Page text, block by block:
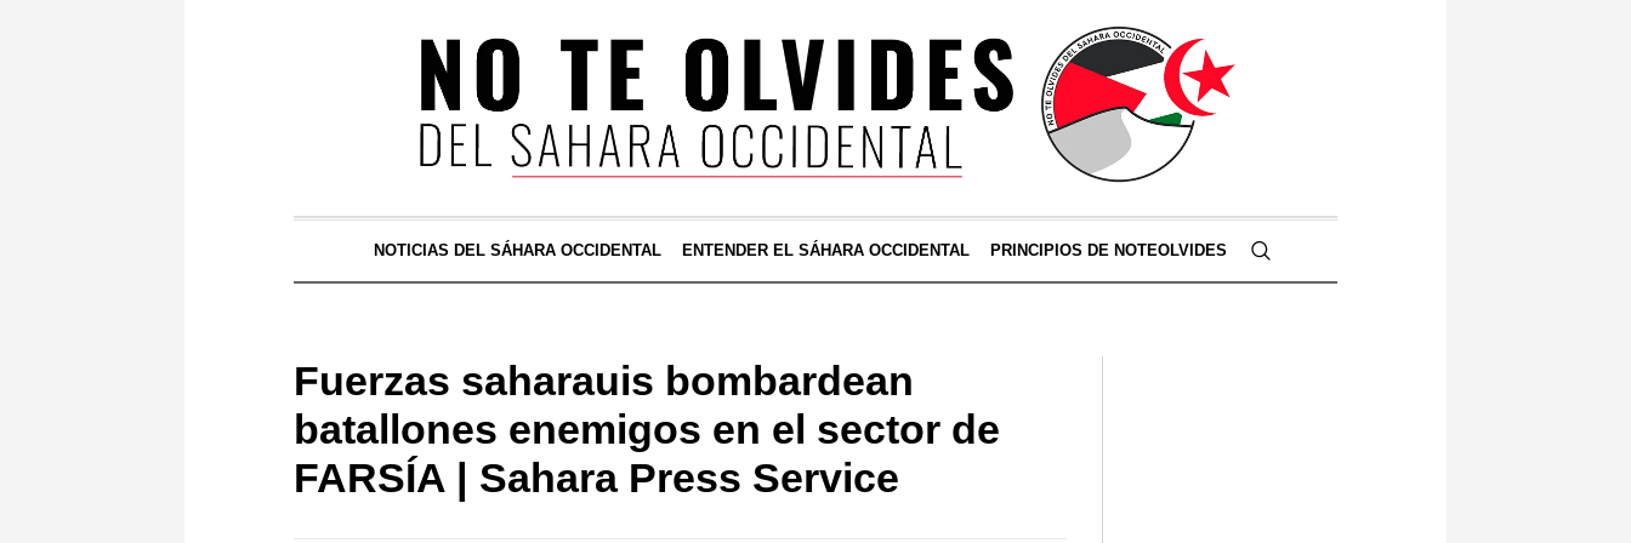
NOTICIAS DEL SÁHARA OCCIDENTAL ENTENDER EL SÁHARA OCCIDENTAL PRINCIPIOS DE NOTEOLVIDES
Fuerzas saharauis bombardean
batallones enemigos en el sector de
FARSÍA | Sahara Press Service